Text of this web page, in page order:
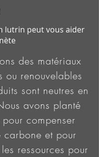
lutrin peut vous aider
des matériaux
ou renouvelables
sont neutres en
avons planté
compenser
carbone et pour
ressources pour